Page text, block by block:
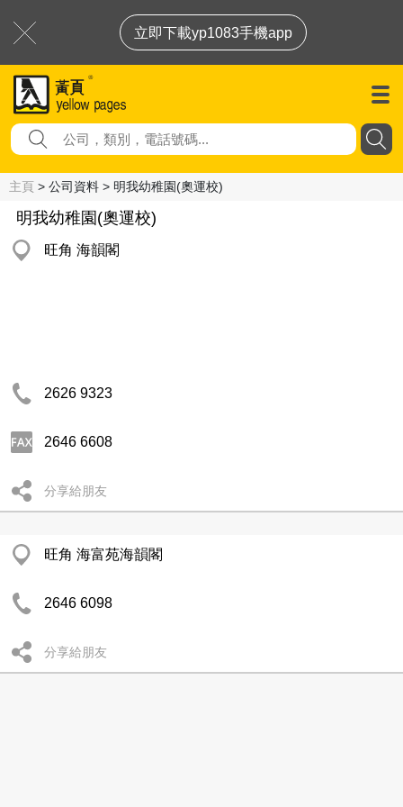
立即下載yp1083手機app
主頁 > 公司資料 > 明我幼稚園(奧運校)
明我幼稚園(奧運校)
旺角 海韻閣
2626 9323
2646 6608
分享給朋友
旺角 海富苑海韻閣
2646 6098
分享給朋友